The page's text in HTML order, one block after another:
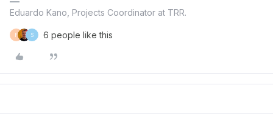
Eduardo Kano, Projects Coordinator at TRR.
F S 6 people like this